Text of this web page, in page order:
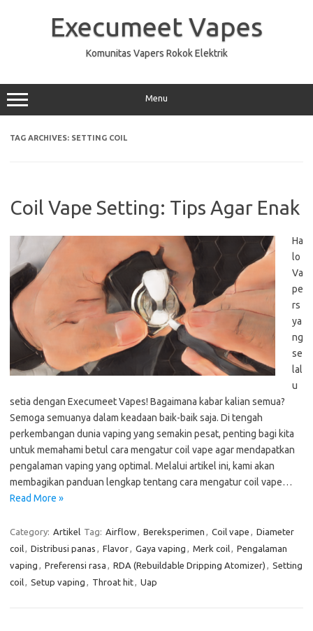
Execumeet Vapes
Komunitas Vapers Rokok Elektrik
Menu
TAG ARCHIVES: SETTING COIL
Coil Vape Setting: Tips Agar Enak
Ha
lo
Va
pe
rs
ya
ng
se
lal
u
setia dengan Execumeet Vapes! Bagaimana kabar kalian semua?
Semoga semuanya dalam keadaan baik-baik saja. Di tengah
perkembangan dunia vaping yang semakin pesat, penting bagi kita
untuk memahami betul cara mengatur coil vape agar mendapatkan
pengalaman vaping yang optimal. Melalui artikel ini, kami akan
membagikan panduan lengkap tentang cara mengatur coil vape…
Read More »
Category: Artikel Tag: Airflow, Bereksperimen , Coil vape , Diameter
coil, Distribusi panas , Flavor, Gaya vaping , Merk coil, Pengalaman
vaping , Preferensi rasa , RDA (Rebuildable Dripping Atomizer) , Setting
coil, Setup vaping , Throat hit, Uap